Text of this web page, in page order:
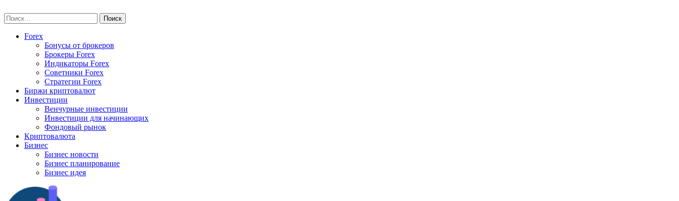
to
content
Найти:
Forex
Бонусы от брокеров
Брокеры Forex
Индикаторы Forex
Советники Forex
Стратегии Forex
Биржи криптовалют
Инвестиции
Венчурные инвестиции
Инвестиции для начинающих
Фондовый рынок
Криптовалюта
Бизнес
Бизнес новости
Бизнес планирование
Бизнес идея